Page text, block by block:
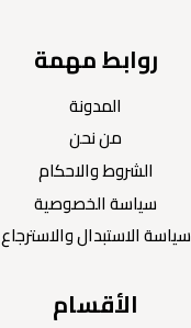
روابط مهمة
المدونة
من نحن
الشروط والاحكام
سياسة الخصوصية
سياسة الاستبدال والاسترجاع
الأقسام